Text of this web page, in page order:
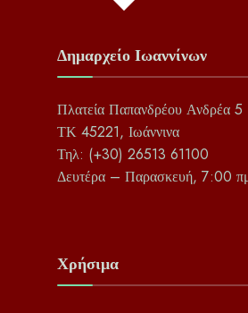
Δημαρχείο Ιωαννίνων
Πλατεία Παπανδρέου Ανδρέα 5
ΤΚ 45221, Ιωάννινα
Τηλ: (+30) 26513 61100
Δευτέρα – Παρασκευή, 7:00
Χρήσιμα